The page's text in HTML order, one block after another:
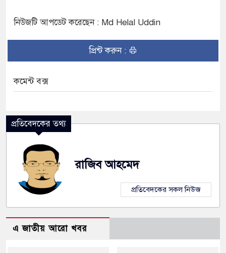
নিউজটি আপডেট করেছেন : Md Helal Uddin
প্রিন্ট করুন :
কমেন্ট বক্স
প্রতিবেদকের তথ্য
রাজিব আহমেদ
প্রতিবেদকের সকল নিউজ
এ জাতীয় আরো খবর